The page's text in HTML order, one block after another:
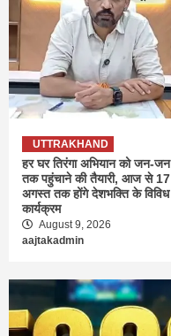
UTTRAKHAND
हर घर तिरंगा अभियान को जन-जन
तक पहुंचाने की तैयारी, आज से 17
अगस्त तक होंगे देशभक्ति के विविध
कार्यक्रम
August 9, 2026
aajtakadmin